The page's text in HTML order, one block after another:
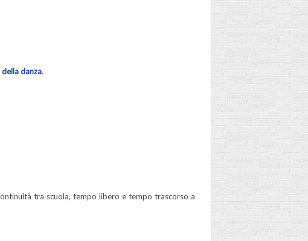
danza.
tra scuola, tempo libero e tempo trascorso a